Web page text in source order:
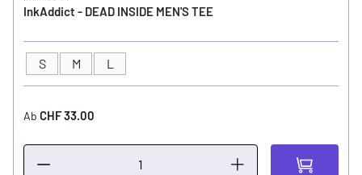
InkAddict - DEAD INSIDE MEN'S TEE
GRÖSSE
S M L
Ab CHF 33.00